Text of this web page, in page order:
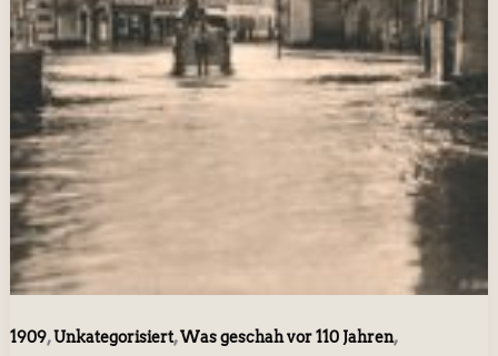
1909,Unkategorisiert,Was geschah vor 110 Jahren,